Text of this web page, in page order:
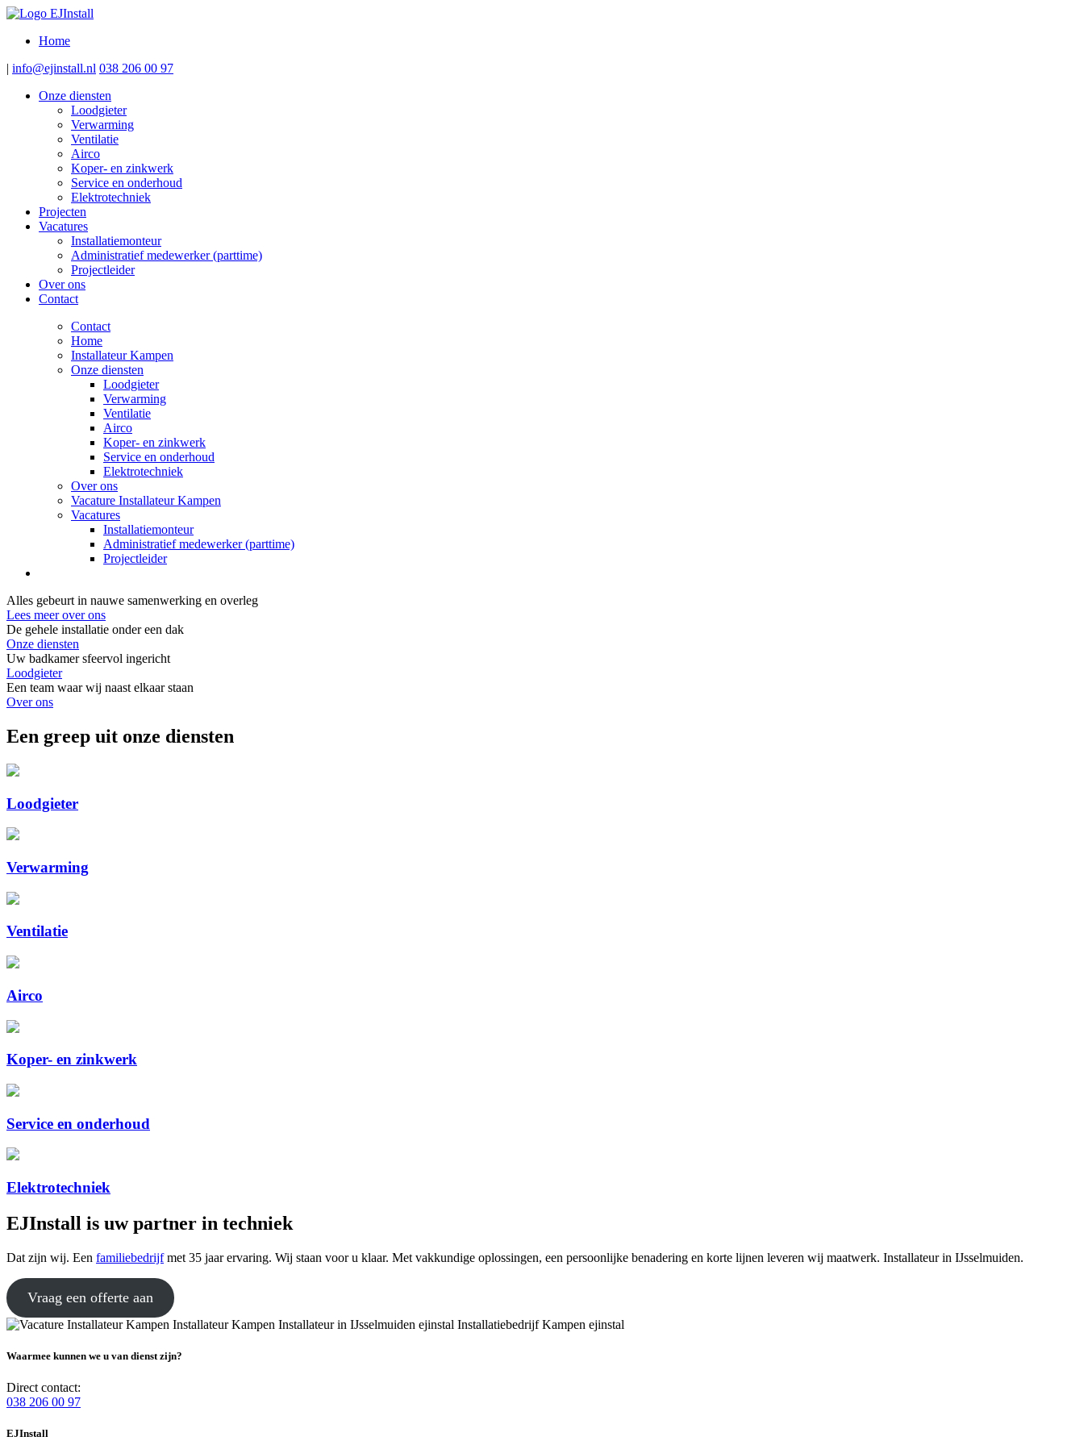
Home
| info@ejinstall.nl 038 206 00 97
Onze diensten
Loodgieter
Verwarming
Ventilatie
Airco
Koper- en zinkwerk
Service en onderhoud
Elektrotechniek
Projecten
Vacatures
Installatiemonteur
Administratief medewerker (parttime)
Projectleider
Over ons
Contact
Contact
Home
Installateur Kampen
Onze diensten
Loodgieter
Verwarming
Ventilatie
Airco
Koper- en zinkwerk
Service en onderhoud
Elektrotechniek
Over ons
Vacature Installateur Kampen
Vacatures
Installatiemonteur
Administratief medewerker (parttime)
Projectleider
Alles gebeurt in nauwe samenwerking en overleg
Lees meer over ons
De gehele installatie onder een dak
Onze diensten
Uw badkamer sfeervol ingericht
Loodgieter
Een team waar wij naast elkaar staan
Over ons
Een greep uit onze diensten
Loodgieter
Verwarming
Ventilatie
Airco
Koper- en zinkwerk
Service en onderhoud
Elektrotechniek
EJInstall is uw partner in techniek
Dat zijn wij. Een familiebedrijfmet 35 jaar ervaring. Wij staan voor u klaar. Met vakkundige oplossingen, een persoonlijke benadering en korte lijnen leveren wij maatwerk. Installateur in IJsselmuiden.
Vraag een offerte aan
Waarmee kunnen we u van dienst zijn?
Direct contact:
038 206 00 97
EJInstall